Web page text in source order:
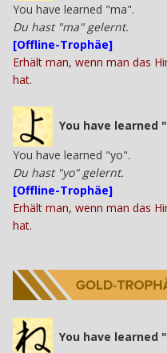
You have learned "ma".
Du hast "ma" gelernt.
[Offline-Trophäe]
Erhält man, wenn man das
hat.
You have learned
You have learned "yo".
Du hast "yo" gelernt.
[Offline-Trophäe]
Erhält man, wenn man das
hat.
You have learned